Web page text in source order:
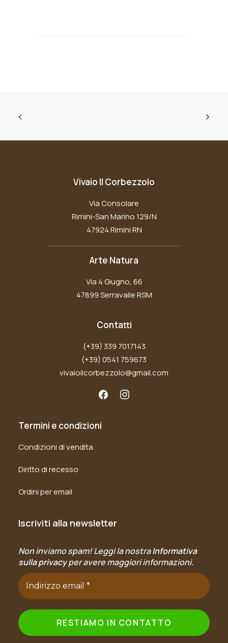
Vivaio Il Corbezzolo
Via Consolare
Rimini-San Marino 129/N
47924 Rimini RN
Arte Natura
Via 4 Giugno, 66
47899 Serravalle RSM
Contatti
(+39) 339 7017143
(+39) 0541 759673
vivaioilcorbezzolo@gmail.com
Termini e condizioni
Condizioni di vendita
Diritto di recesso
Ordini per email
Iscriviti alla newsletter
Non inviamo spam! Leggi la nostraInformativa
sulla privacyper avere maggiori informazioni.